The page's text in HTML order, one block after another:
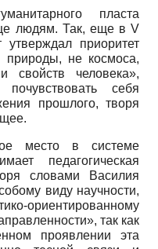
пласта
людям. Так, еще в V
приоритет
природы, не космоса,
свойств человека»,
себя
прошлого, творя
место в системе
педагогическая
словами Василия
виду научности,
ориентированному
так как
проявлении эта